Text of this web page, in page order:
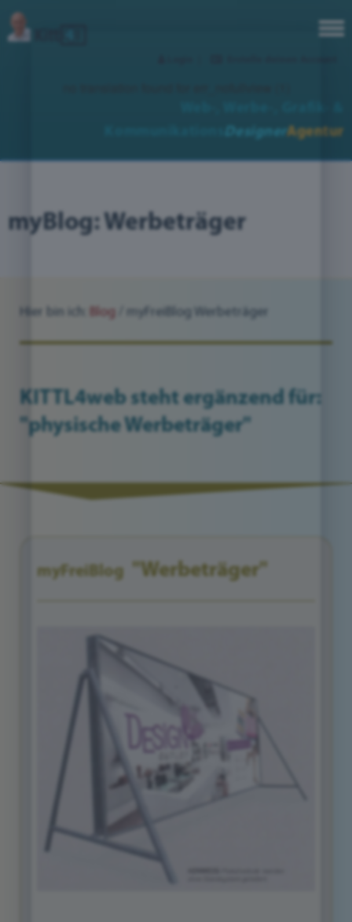
Designer Agentur
myBlog: Werbeträger
Hier bin ich: Blog myFreiBlog Werbeträger
KITTL4web steht ergänzend für:
"physische Werbeträger"
myFreiBlog "Werbeträger"